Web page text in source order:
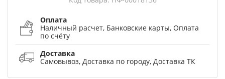
Оплата
Наличный расчет, Банковские карты, Оплата
по счёту
Доставка
Самовывоз, Доставка по городу, Доставка ТК